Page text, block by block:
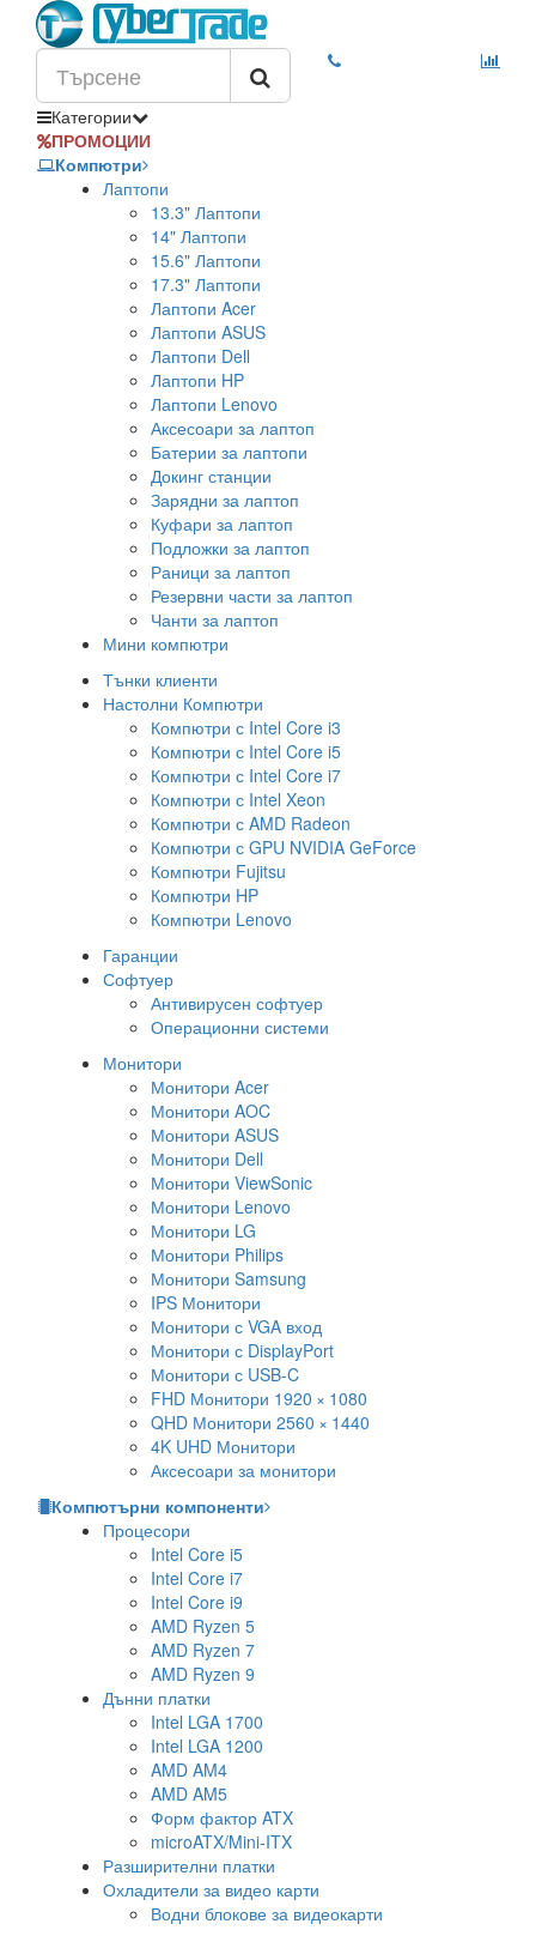
Категории
ПРОМОЦИИ
Компютри
Лаптопи
13.3" Лаптопи
14" Лаптопи
15.6" Лаптопи
17.3" Лаптопи
Лаптопи Acer
Лаптопи ASUS
Лаптопи Dell
Лаптопи HP
Лаптопи Lenovo
Аксесоари за лаптоп
Батерии за лаптопи
Докинг станции
Зарядни за лаптоп
Куфари за лаптоп
Подложки за лаптоп
Раници за лаптоп
Резервни части за лаптоп
Чанти за лаптоп
Мини компютри
Тънки клиенти
Настолни Компютри
Компютри с Intel Core i3
Компютри с Intel Core i5
Компютри с Intel Core i7
Компютри с Intel Xeon
Компютри с AMD Radeon
Компютри с GPU NVIDIA GeForce
Компютри Fujitsu
Компютри HP
Компютри Lenovo
Гаранции
Софтуер
Антивирусен софтуер
Операционни системи
Монитори
Монитори Acer
Монитори AOC
Монитори ASUS
Монитори Dell
Монитори ViewSonic
Монитори Lenovo
Монитори LG
Монитори Philips
Монитори Samsung
IPS Монитори
Монитори с VGA вход
Монитори с DisplayPort
Монитори с USB-C
FHD Монитори 1920 × 1080
QHD Монитори 2560 × 1440
4K UHD Монитори
Аксесоари за монитори
Компютърни компоненти
Процесори
Intel Core i5
Intel Core i7
Intel Core i9
AMD Ryzen 5
AMD Ryzen 7
AMD Ryzen 9
Дънни платки
Intel LGA 1700
Intel LGA 1200
AMD AM4
AMD AM5
Форм фактор ATX
microATX/Mini-ITX
Разширителни платки
Охладители за видео карти
Водни блокове за видеокарти